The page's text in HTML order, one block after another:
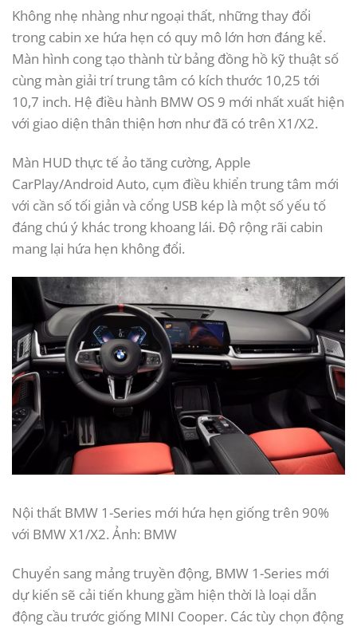
Không nhẹ nhàng như ngoại thất, những thay đổi
trong cabin xe hứa hẹn có quy mô lớn hơn đáng kể.
Màn hình cong tạo thành từ bảng đồng hồ kỹ thuật số
cùng màn giải trí trung tâm có kích thước 10,25 tới
10,7 inch. Hệ điều hành BMW OS 9 mới nhất xuất hiện
với giao diện thân thiện hơn như đã có trên X1/X2.
Màn HUD thực tế ảo tăng cường, Apple
CarPlay/Android Auto, cụm điều khiển trung tâm mới
với cần số tối giản và cổng USB kép là một số yếu tố
đáng chú ý khác trong khoang lái. Độ rộng rãi cabin
mang lại hứa hẹn không đổi.
Nội thất BMW 1-Series mới hứa hẹn giống trên 90%
với BMW X1/X2. Ảnh: BMW
Chuyển sang mảng truyền động, BMW 1-Series mới
dự kiến sẽ cải tiến khung gầm hiện thời là loại dẫn
động cầu trước giống MINI Cooper. Các tùy chọn động